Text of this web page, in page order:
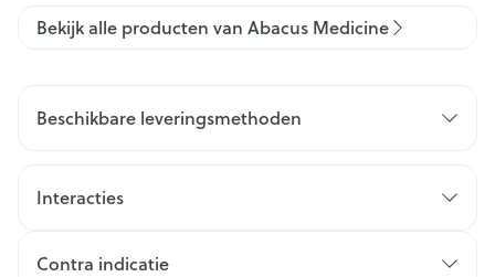
Bekijk alle producten van Abacus Medicine
Beschikbare leveringsmethoden
Interacties
Contra indicatie